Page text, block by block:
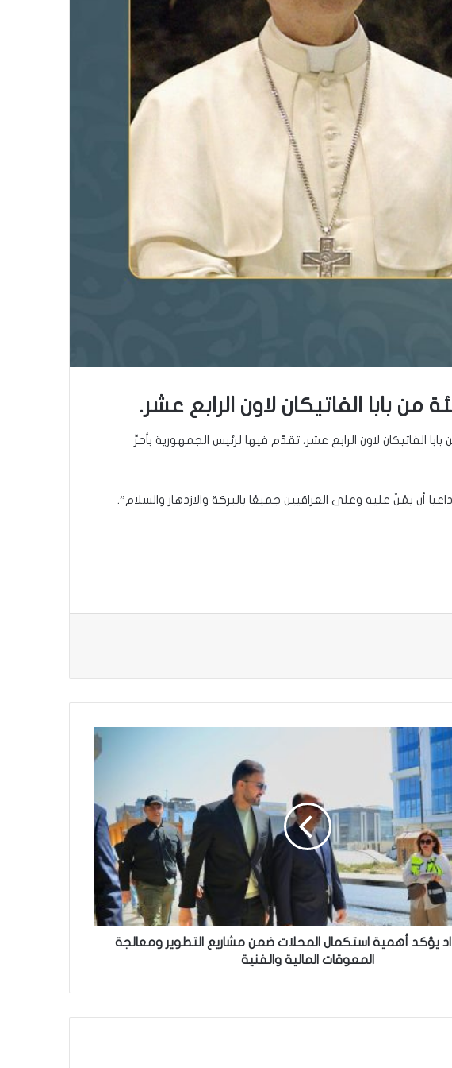
من بابا الفاتيكان لاون الرابع عشر.
الفاتيكان لاون الرابع عشر، تقدّم فيها لرئيس الجمهورية بأحرِّ
أن يمُنَّ عليه وعلى العراقيين جميعًا بالبركة والازدهار والسلام”.
يؤكد أهمية استكمال المحلات ضمن مشاريع التطوير ومعالجة
المعوقات المالية والفنية